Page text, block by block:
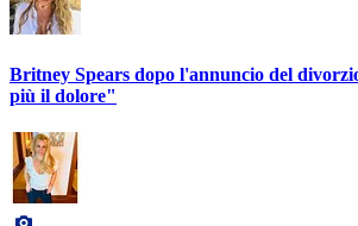
Britney Spears dopo l'annuncio del
più il dolore"